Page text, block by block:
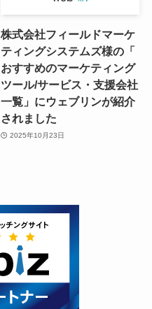
株式会社フィールドマーケ
ティングシステムズ様の「
おすすめのマーケティング
ツール/サービス・支援会社
一覧」にウェブリンが紹介
されました
2025年10月23日